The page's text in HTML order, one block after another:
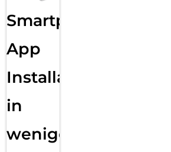
Smartphone
App
Installation
in
wenigen